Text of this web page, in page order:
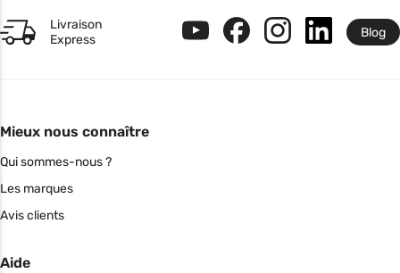
Livraison
Express
Blog
Mieux nous connaître
Qui sommes-nous ?
Les marques
Avis clients
Aide